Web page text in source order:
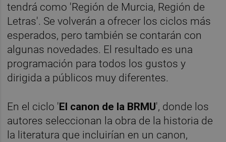
tendrá como 'Región de Murcia, Región de
Letras'. Se volverán a ofrecer los ciclos más
esperados, pero también se contarán con
algunas novedades. El resultado es una
programación para todos los gustos y
dirigida a públicos muy diferentes.
En el ciclo 'El canon de la BRMU', donde los
autores seleccionan la obra de la historia de
la literatura que incluirían en un canon,